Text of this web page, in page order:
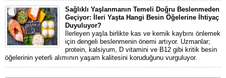
Sağlıklı Yaşlanmanın Temeli Doğru Beslenmeden
Geçiyor: İleri Yaşta Hangi Besin Öğelerine İhtiyaç
Duyuluyor?
İlerleyen yaşla birlikte kas ve kemik kaybını önlemek
için dengeli beslenmenin önemi artıyor. Uzmanlar;
protein, kalsiyum, D vitamini ve B12 gibi kritik besin
öğelerinin yeterli alımının yaşam kalitesini koruduğunu vurguluyor.